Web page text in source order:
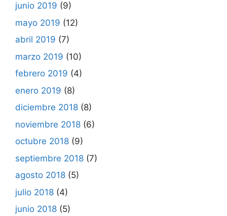
junio 2019 (9)
mayo 2019 (12)
abril 2019 (7)
marzo 2019 (10)
febrero 2019 (4)
enero 2019 (8)
diciembre 2018 (8)
noviembre 2018 (6)
octubre 2018 (9)
septiembre 2018 (7)
agosto 2018 (5)
julio 2018 (4)
junio 2018 (5)